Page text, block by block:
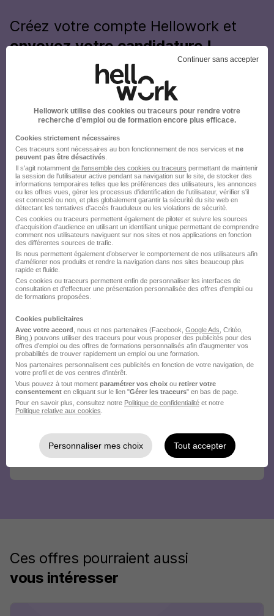
Créez votre compte Hellowork et
envoyez votre candidature !
Ces offres pourraient aussi
vous intéresser
Continuer sans accepter
Hellowork utilise des cookies ou traceurs pour rendre votre
recherche d’emploi ou de formation encore plus efficace.
Cookies strictement nécessaires
Ces traceurs sont nécessaires au bon fonctionnement de nos services et ne
peuvent pas être désactivés
Il s'agit notamment de l'ensemble des cookies ou traceurs permettant de maintenir
la session de l'utilisateur active pendant sa navigation sur le site, de stocker des
informations temporaires telles que les préférences des utilisateurs, les annonces
ou les offres vues, gérer les processus d'identification de l'utilisateur, vérifier s'il
est connecté ou non, et plus globalement garantir la sécurité du site web en
détectant les tentatives d'accès frauduleux ou les violations de sécurité.
Ces cookies ou traceurs permettent également de piloter et suivre les sources
d'acquisition d'audience en utilisant un identifiant unique permettant de comprendre
comment nos utilisateurs naviguent sur nos sites et nos applications en fonction
des différentes sources de trafic.
Ils nous permettent également d’observer le comportement de nos utilisateurs afin
d'améliorer nos produits et rendre la navigation dans nos sites beaucoup plus
rapide et fluide.
Ces cookies ou traceurs permettent enfin de personnaliser les interfaces de
consultation et d'effectuer une présentation personnalisée des offres d'emploi ou
de formations proposées.
Cookies publicitaires
Avec votre accord , nous et nos partenaires (Facebook, Google Ads , Critéo,
Bing,) pouvons utiliser des traceurs pour vous proposer des publicités pour des
offres d’emploi ou des offres de formations personnalisés afin d’augmenter vos
probabilités de trouver rapidement un emploi ou une formation.
Nos partenaires personnalisent ces publicités en fonction de votre navigation, de
votre profil et de vos centres d’intérêt.
Vous pouvez à tout moment paramétrer vos choix ou retirer votre
consentement en cliquant sur le lien "Gérer les traceurs" en bas de page.
Pour en savoir plus, consultez notre Politique de confidentialité et notre
Politique relative aux cookies
Personnaliser mes choix Tout accepter